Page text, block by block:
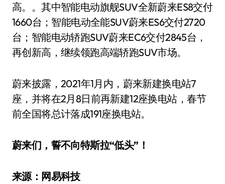
高。。其中智能电动旗舰SUV全新蔚来ES8交付
1660台；智能电动全能SUV蔚来ES6交付2720
台；智能电动轿跑SUV蔚来EC6交付2845台，
再创新高，继续领跑高端轿跑SUV市场。
蔚来披露，2021年1月内，蔚来新建换电站7
座，并将在2月8日前再新建12座换电站，春节
前全国将总计落成191座换电站。
蔚来们，誓不向特斯拉“低头”！
来源：网易科技